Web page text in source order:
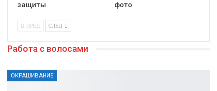
защиты
фото
ПРЕД СЛЕД
Работа с волосами
ОКРАШИВАНИЕ